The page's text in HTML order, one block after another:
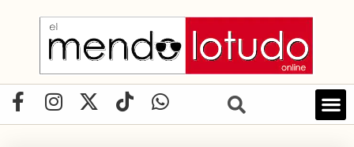
contenido
F
a
I
n
X
-
T
i
W
h